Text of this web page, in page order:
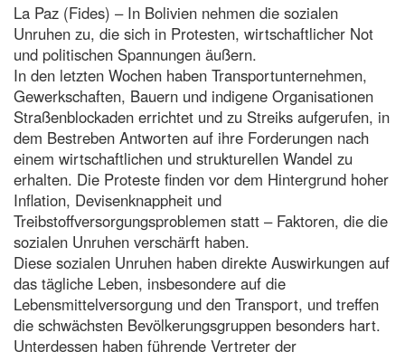
La Paz (Fides) – In Bolivien nehmen die sozialen
Unruhen zu, die sich in Protesten, wirtschaftlicher Not
und politischen Spannungen äußern.
In den letzten Wochen haben Transportunternehmen,
Gewerkschaften, Bauern und indigene Organisationen
Straßenblockaden errichtet und zu Streiks aufgerufen, in
dem Bestreben Antworten auf ihre Forderungen nach
einem wirtschaftlichen und strukturellen Wandel zu
erhalten. Die Proteste finden vor dem Hintergrund hoher
Inflation, Devisenknappheit und
Treibstoffversorgungsproblemen statt – Faktoren, die die
sozialen Unruhen verschärft haben.
Diese sozialen Unruhen haben direkte Auswirkungen auf
das tägliche Leben, insbesondere auf die
Lebensmittelversorgung und den Transport, und treffen
die schwächsten Bevölkerungsgruppen besonders hart.
Unterdessen haben führende Vertreter der